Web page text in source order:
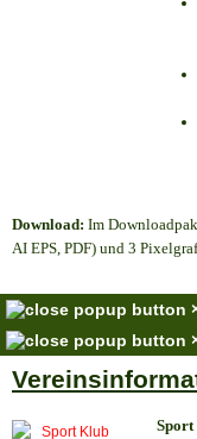
Download: Im
AI EPS, PDF) und 3